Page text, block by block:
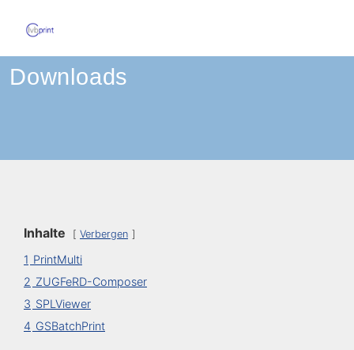
content
Downloads
Inhalte Verbergen
1 PrintMulti
2 ZUGFeRD-Composer
3 SPLViewer
4 GSBatchPrint